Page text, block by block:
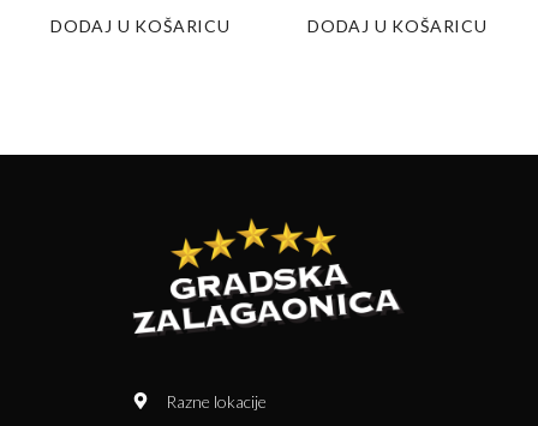
DODAJ U KOŠARICU DODAJ U KOŠARICU
Razne lokacije